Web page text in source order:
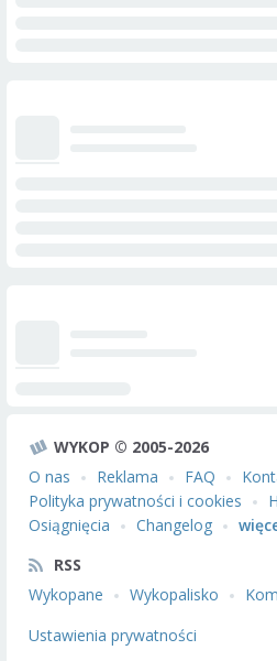
WYKOP © 2005-2026
O nas
Reklama FAQ
Polityka prywatności i cookies
Osiągnięcia
Changelog
RSS
Wykopane
Wykopalisko
Ustawienia prywatności